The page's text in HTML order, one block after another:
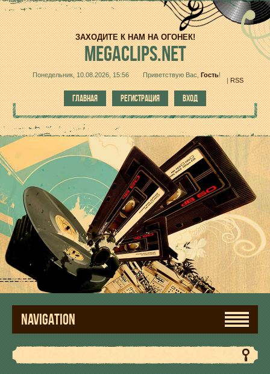
ЗАХОДИТЕ К НАМ НА ОГОНЕК!
MEGACLIPS.NET
Понедельник, 10.08.2026, 15:56 Приветствую Вас Гость!
| RSS
ГЛАВНАЯ РЕГИСТРАЦИЯ ВХОД
NAVIGATION